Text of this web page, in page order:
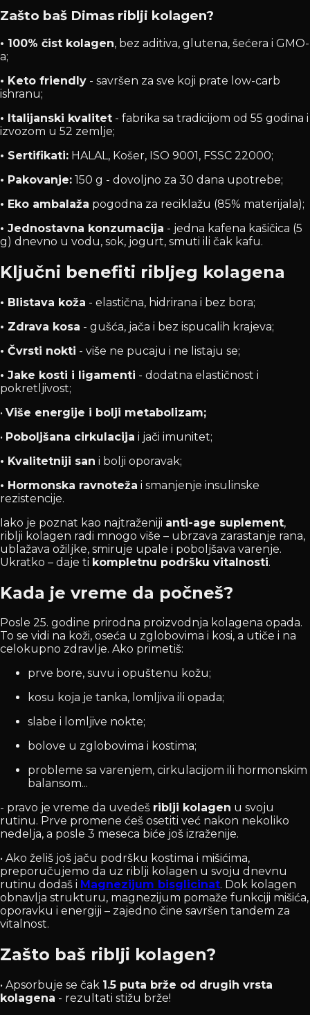
Zašto baš Dimas riblji kolagen?
• 100% čist kolagen, bez aditiva, glutena, šećera i GMO-
a;
• Keto friendly - savršen za sve koji prate low-carb
ishranu;
• Italijanski kvalitet - fabrika sa tradicijom od 55 godina i
izvozom u 52 zemlje;
• Sertifikati: HALAL, Košer, ISO 9001, FSSC 22000;
• Pakovanje: 150 g - dovoljno za 30 dana upotrebe;
• Eko ambalaža pogodna za reciklažu (85% materijala);
• Jednostavna konzumacija - jedna kafena kašičica (5
g) dnevno u vodu, sok, jogurt, smuti ili čak kafu.
Ključni benefiti ribljeg kolagena
• Blistava koža - elastična, hidrirana i bez bora;
• Zdrava kosa - gušća, jača i bez ispucalih krajeva;
• Čvrsti nokti - više ne pucaju i ne listaju se;
• Jake kosti i ligamenti - dodatna elastičnost i
pokretljivost;
• Više energije i bolji metabolizam;
• Poboljšana cirkulacija i jači imunitet;
• Kvalitetniji san i bolji oporavak;
• Hormonska ravnoteža i smanjenje insulinske
rezistencije.
Iako je poznat kao najtraženiji anti-age suplement,
riblji kolagen radi mnogo više – ubrzava zarastanje rana,
ublažava ožiljke, smiruje upale i poboljšava varenje.
Ukratko – daje ti kompletnu podršku vitalnosti.
Kada je vreme da počneš?
Posle 25. godine prirodna proizvodnja kolagena opada.
To se vidi na koži, oseća u zglobovima i kosi, a utiče i na
celokupno zdravlje. Ako primetiš:
prve bore, suvu i opuštenu kožu;
kosu koja je tanka, lomljiva ili opada;
slabe i lomljive nokte;
bolove u zglobovima i kostima;
probleme sa varenjem, cirkulacijom ili hormonskim
balansom...
- pravo je vreme da uvedeš riblji kolagen u svoju
rutinu. Prve promene ćeš osetiti već nakon nekoliko
nedelja, a posle 3 meseca biće još izraženije.
• Ako želiš još jaču podršku kostima i mišićima,
preporučujemo da uz riblji kolagen u svoju dnevnu
rutinu dodaš i Magnezijum bisglicinat. Dok kolagen
obnavlja strukturu, magnezijum pomaže funkciji mišića,
oporavku i energiji – zajedno čine savršen tandem za
vitalnost.
Zašto baš riblji kolagen?
• Apsorbuje se čak 1.5 puta brže od drugih vrsta
kolagena - rezultati stižu brže!